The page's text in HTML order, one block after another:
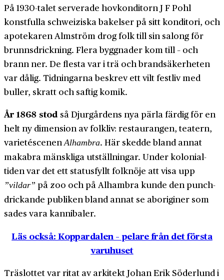
På 1930-talet serverade hov­konditorn J F Pohl
konstfulla schweiziska bakelser på sitt konditori, och
apotekaren Almström drog folk till sin salong för
brunns­drickning. Flera byggnader kom till – och
brann ner. De flesta var i trä och brand­säkerheten
var dålig. Tidningarna beskrev ett vilt festliv med
buller, skratt och saftig komik.
År 1868 stod så Djurgårdens nya pärla färdig för en
helt ny dimension av folkliv: restaurangen, teatern,
varieté­scenenAlhambra. Här skedde bland annat
makabra mänskliga utställningar. Under kolonial­
tiden var det ett statusfyllt folk­nöje att visa upp
”vildar” på zoo och på Alhambra kunde den punch­
drickande publiken bland annat se aboriginer som
sades vara kannibaler.
Läs också: Koppardalen – pelare från det första
varuhuset
Träslottet var ritat av arkitekt Johan Erik Söderlund i